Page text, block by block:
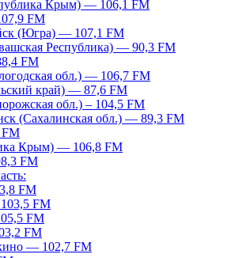
Крым) — 106,1 FM
FM
(Югра) — 107,1 FM
Республика) — 90,3 FM
FM
обл.) — 106,7 FM
край) — 87,6 FM
обл.) – 104,5 FM
(Сахалинская обл.) — 89,3 FM
Крым) — 106,8 FM
FM
FM
FM
FM
FM
— 102,7 FM